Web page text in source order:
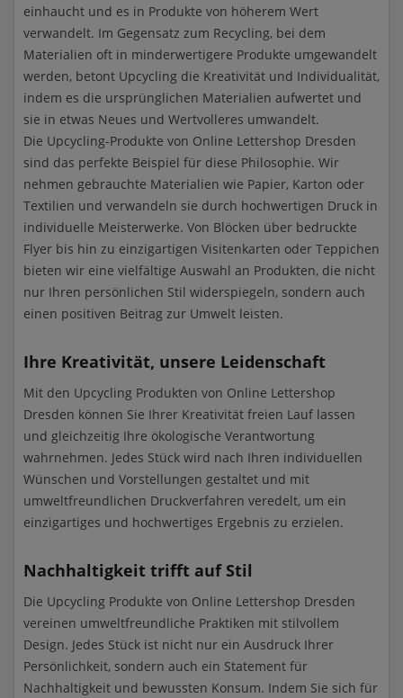
einhaucht und es in Produkte von höherem Wert
verwandelt. Im Gegensatz zum Recycling, bei dem
Materialien oft in minderwertigere Produkte umgewandelt
werden, betont Upcycling die Kreativität und Individualität,
indem es die ursprünglichen Materialien aufwertet und
sie in etwas Neues und Wertvolleres umwandelt.
Die Upcycling-Produkte von Online Lettershop Dresden
sind das perfekte Beispiel für diese Philosophie. Wir
nehmen gebrauchte Materialien wie Papier, Karton oder
Textilien und verwandeln sie durch hochwertigen Druck in
individuelle Meisterwerke. Von Blöcken über bedruckte
Flyer bis hin zu einzigartigen Visitenkarten oder Teppichen
bieten wir eine vielfältige Auswahl an Produkten, die nicht
nur Ihren persönlichen Stil widerspiegeln, sondern auch
einen positiven Beitrag zur Umwelt leisten.
Ihre Kreativität, unsere Leidenschaft
Mit den Upcycling Produkten von Online Lettershop
Dresden können Sie Ihrer Kreativität freien Lauf lassen
und gleichzeitig Ihre ökologische Verantwortung
wahrnehmen. Jedes Stück wird nach Ihren individuellen
Wünschen und Vorstellungen gestaltet und mit
umweltfreundlichen Druckverfahren veredelt, um ein
einzigartiges und hochwertiges Ergebnis zu erzielen.
Nachhaltigkeit trifft auf Stil
Die Upcycling Produkte von Online Lettershop Dresden
vereinen umweltfreundliche Praktiken mit stilvollem
Design. Jedes Stück ist nicht nur ein Ausdruck Ihrer
Persönlichkeit, sondern auch ein Statement für
Nachhaltigkeit und bewussten Konsum. Indem Sie sich für